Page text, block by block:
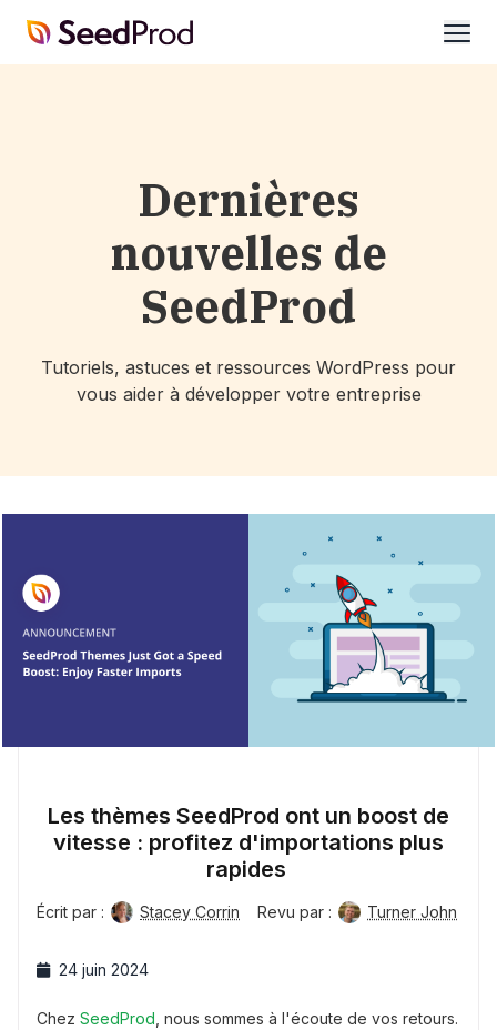
SeedProd
Dernières
nouvelles de
SeedProd
Tutoriels, astuces et ressources WordPress pour
vous aider à développer votre entreprise
Les thèmes SeedProd ont un boost de
vitesse : profitez d'importations plus
rapides
Écrit par : Stacey Corrin Revu par : Turner John
24 juin 2024
Chez SeedProd , nous sommes à l'écoute de vos retours.